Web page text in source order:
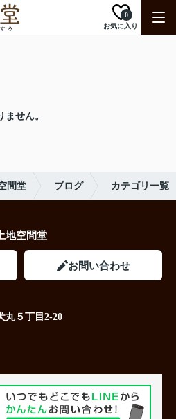
お気に入り
0
せん。
間堂 ブログ カテゴリ一覧
地空間堂
お問い合わせ
丸５丁目2-20